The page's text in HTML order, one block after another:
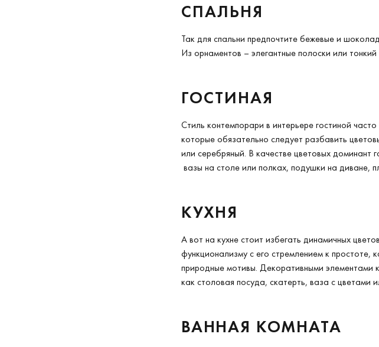
СПАЛЬНЯ
Так для спальни предпочтите бежевые и
Из орнаментов – элегантные полоски или
ГОСТИНАЯ
Стиль контемпорари в интерьере гостиной
которые обязательно следует разбавить
или серебряный. В качестве цветовых доминант
вазы на столе или полках, подушки на диване,
КУХНЯ
А вот на кухне стоит избегать динамичных
функционализму с его стремлением к
природные мотивы. Декоративными элементами
как столовая посуда, скатерть, ваза с цветами
ВАННАЯ КОМНАТА